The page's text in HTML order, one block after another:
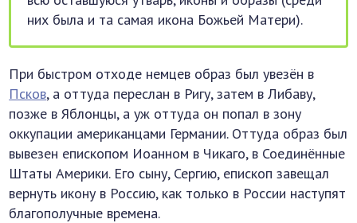
них была и та самая икона Божьей Матери).
При быстром отходе немцев образ был увезён в
Псков, а оттуда переслан в Ригу, затем в Либаву,
позже в Яблонцы, а уж оттуда он попал в зону
оккупации американцами Германии. Оттуда образ был
вывезен епископом Иоанном в Чикаго, в Соединённые
Штаты Америки. Его сыну, Сергию, епископ завещал
вернуть икону в Россию, как только в России наступят
благополучные времена.